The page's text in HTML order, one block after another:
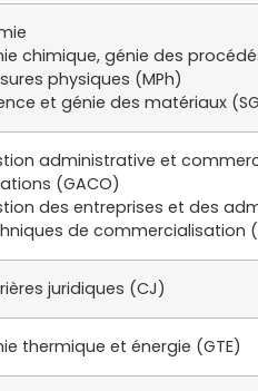
chimique, génie des
physiques (MPh)
et génie des matériaux
administrative et
(GACO)
des entreprises et des
de commercialisation
juridiques (CJ)
thermique et énergie (GTE)